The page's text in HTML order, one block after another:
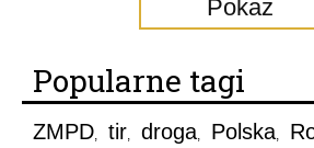
Pokaż
Popularne tagi
ZMPD, tir, droga, Polska,